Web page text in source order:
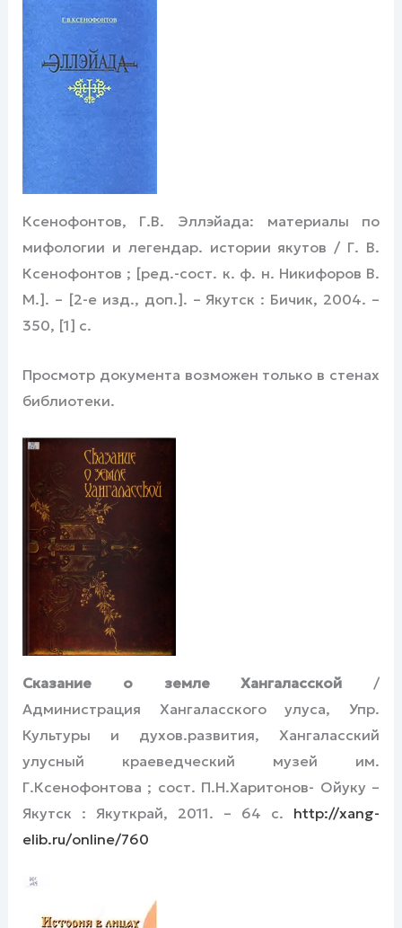
Ксенофонтов, Г.В. Эллэйада: материалы по
мифологии и легендар. истории якутов / Г. В.
Ксенофонтов ; [ред.-сост. к. ф. н. Никифоров В.
М.]. – [2-е изд., доп.]. – Якутск : Бичик, 2004. –
350, [1] с.
Просмотр документа возможен только в стенах
библиотеки.
Сказание о земле Хангаласской /
Администрация Хангаласского улуса, Упр.
Культуры и духов.развития, Хангаласский
улусный краеведческий музей им.
Г.Ксенофонтова ; сост. П.Н.Харитонов- Ойуку –
Якутск : Якуткрай, 2011. – 64 с. http://xang-
elib.ru/online/760